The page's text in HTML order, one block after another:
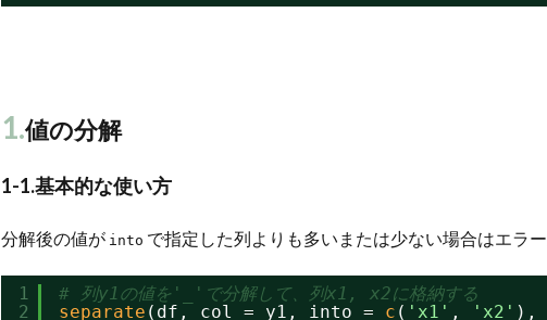
1.値の分解
1-1.基本的な使い方
分解後の値が into で指定した列よりも多いまたは少ない場合はエラー
1
2
# 列y1の値を'_'で分解して、列x1, x2に格納する
separate (df, col = y1, into = c ( 'x1' , 'x2' ),